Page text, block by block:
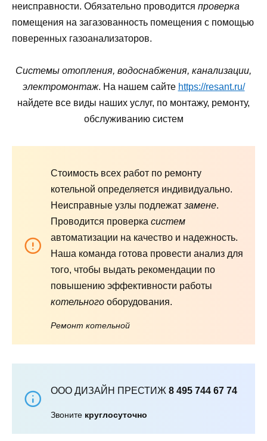
неисправности. Обязательно проводится проверка
помещения на загазованность помещения с помощью
поверенных газоанализаторов.
Системы отопления, водоснабжения, канализации,
электромонтаж. На нашем сайте https://resant.ru/
найдете все виды наших услуг, по монтажу, ремонту,
обслуживанию систем
Стоимость всех работ по ремонту
котельной определяется индивидуально.
Неисправные узлы подлежат замене.
Проводится проверка систем
автоматизации на качество и надежность.
Наша команда готова провести анализ для
того, чтобы выдать рекомендации по
повышению эффективности работы
котельного оборудования.
Ремонт котельной
ООО ДИЗАЙН ПРЕСТИЖ 8 495 744 67 74
Звоните круглосуточно